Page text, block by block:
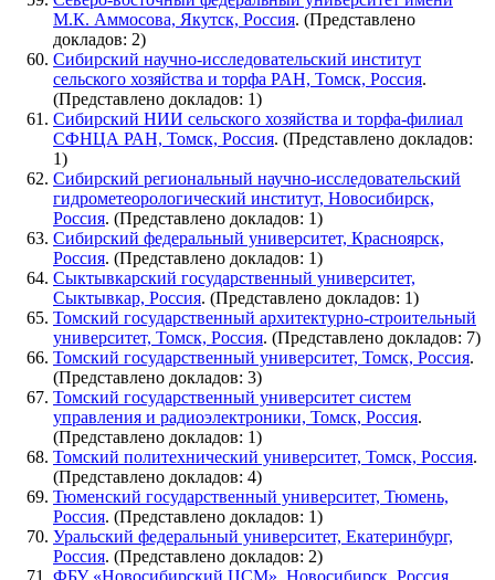
М.К. Аммосова, Якутск, Россия. (Представлено
докладов: 2)
Сибирский научно-исследовательский институт
сельского хозяйства и торфа PAH, Томск, Россия.
(Представлено докладов: 1)
Сибирский НИИ сельского хозяйства и торфа-филиал
СФНЦА РАН, Томск, Россия. (Представлено докладов:
1)
Сибирский региональный научно-исследовательский
гидрометеорологический институт, Новосибирск,
Россия. (Представлено докладов: 1)
Сибирский федеральный университет, Красноярск,
Россия. (Представлено докладов: 1)
Сыктывкарский государственный университет,
Сыктывкар, Россия. (Представлено докладов: 1)
Томский государственный архитектурно-строительный
университет, Томск, Россия. (Представлено докладов: 7)
Томский государственный университет, Томск, Россия.
(Представлено докладов: 3)
Томский государственный университет систем
управления и радиоэлектроники, Томск, Россия.
(Представлено докладов: 1)
Томский политехнический университет, Томск, Россия.
(Представлено докладов: 4)
Тюменский государственный университет, Тюмень,
Россия. (Представлено докладов: 1)
Уральский федеральный университет, Екатеринбург,
Россия. (Представлено докладов: 2)